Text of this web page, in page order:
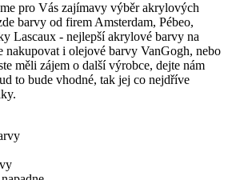
pro Vás zajímavy výběr akrylových
barvy od firem Amsterdam, Pébeo,
Lascaux - nejlepší akrylové barvy na
nakupovat i olejové barvy VanGogh, nebo
měli zájem o další výrobce, dejte nám
to bude vhodné, tak jej co nejdříve